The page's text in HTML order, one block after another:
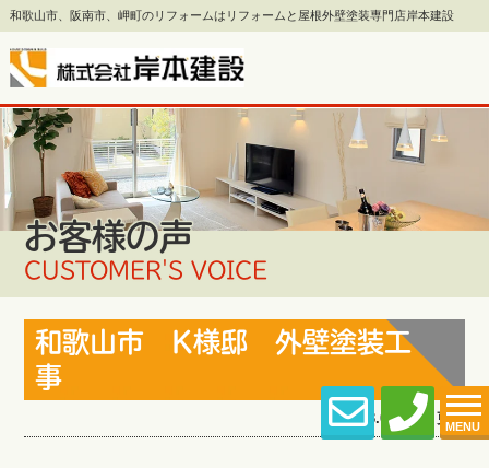
和歌山市、阪南市、岬町のリフォームはリフォームと屋根外壁塗装専門店岸本建設
MENU
お客様の声
CUSTOMER'S VOICE
和歌山市 K様邸 外壁塗装工
事
2026.03.03 (Tue) 更新